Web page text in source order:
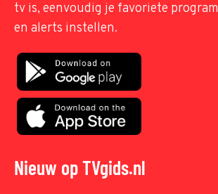
tv is, eenvoudig je favoriete
en alerts instellen.
Nieuw op TVgids.nl